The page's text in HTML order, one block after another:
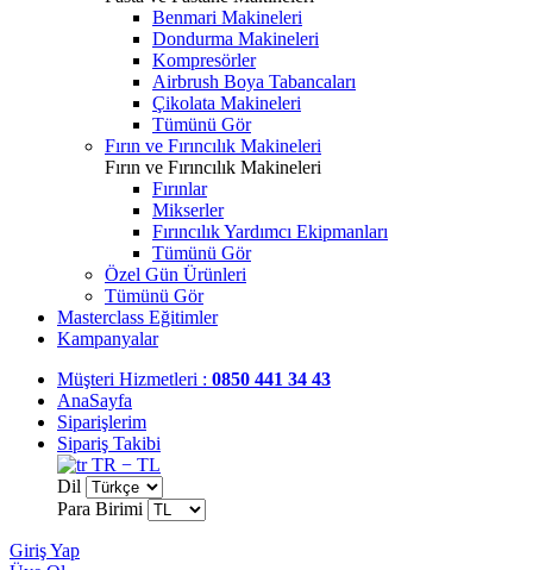
Benmari Makineleri
Dondurma Makineleri
Kompresörler
Airbrush Boya Tabancaları
Çikolata Makineleri
Tümünü Gör
Fırın ve Fırıncılık Makineleri
Fırın ve Fırıncılık Makineleri
Fırınlar
Mikserler
Fırıncılık Yardımcı Ekipmanları
Tümünü Gör
Özel Gün Ürünleri
Tümünü Gör
Masterclass Eğitimler
Kampanyalar
Müşteri Hizmetleri : 0850 441 34 43
AnaSayfa
Siparişlerim
Sipariş Takibi
TR − TL
Dil
Para Birimi
Giriş Yap